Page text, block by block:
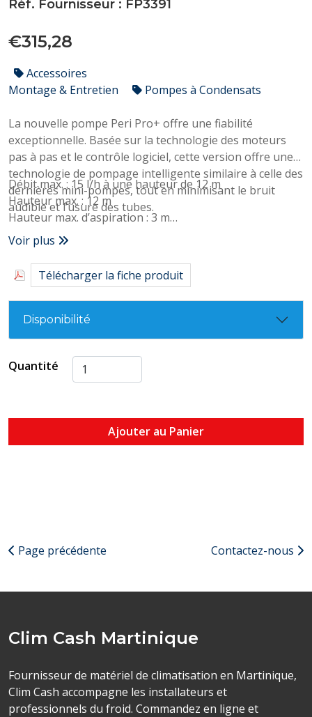
Réf. Fournisseur : FP3391
€315,28
Accessoires
Montage & Entretien
Pompes à Condensats
La nouvelle pompe Peri Pro+ offre une fiabilité
exceptionnelle. Basée sur la technologie des moteurs
pas à pas et le contrôle logiciel, cette version offre une
technologie de pompage intelligente similaire à celle des
dernières mini-pompes, tout en minimisant le bruit
audible et l’usure des tubes.
Débit max. : 15 l/h à une hauteur de 12 m
Hauteur max. : 12 m
Hauteur max. d’aspiration : 3 m
Niveau sonore à 1 m : 21 dB(A)
Alimentation électrique : 110-230 VAC, 0.2A, 50/60Hz
Fonctionnement Continu
Classe d’isolation : Appareil II
Puissance max. de l’unité : 20kW / 68,000 Btu/h
Température ambiante max. : 40°C (104°F)
Entrée/évacuation : Diamètre intérieur de 6 mm
Interrupteur de sécurité : Relais Normalement Fermé 5 A
Auto amorçante ✓
Voir plus
Télécharger la fiche produit
Disponibilité
Quantité
Ajouter au Panier
Page précédente Contactez-nous
Clim Cash Martinique
Fournisseur de matériel de climatisation en Martinique,
Clim Cash accompagne les installateurs et
professionnels du froid. Commandez en ligne et